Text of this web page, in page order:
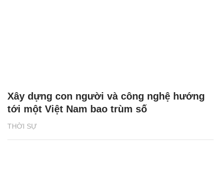
THỜI SỰ
Xây dựng con người và công nghệ hướng
tới một Việt Nam bao trùm số